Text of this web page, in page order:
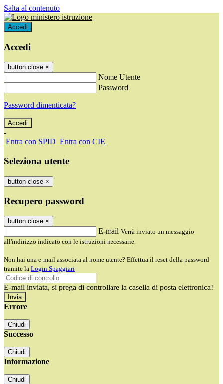
Salta al contenuto
Accedi
Accedi
button close ×
Nome Utente
Password
Password dimenticata?
-
Entra con SPID Entra con CIE
Seleziona utente
button close ×
Recupero password
button close ×
E-mail Verrà inviato un messaggio
all'indirizzo indicato con le istruzioni necessarie.
Non hai una e-mail associata al nome utente? Effettua il reset della password
tramite la Login Spaggiari
E-mail inviata, si prega di controllare la casella di posta elettronica!
Errore
Chiudi
Successo
Chiudi
Informazione
Chiudi